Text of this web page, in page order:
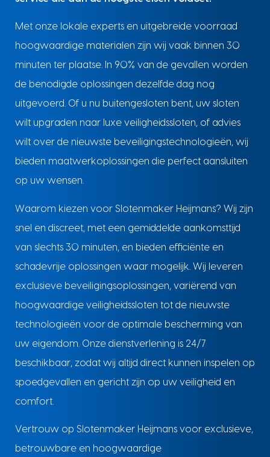
Met onze lokale experts en uitgebreide voorraad
hoogwaardige materialen zijn wij vaak binnen 30
minuten ter plaatse. In 90% van de gevallen worden
de benodigde oplossingen dezelfde dag nog
uitgevoerd. Of u nu buitengesloten bent, uw sloten
wilt upgraden naar luxe veiligheidssloten, of advies
wilt over de nieuwste beveiligingstechnologieën, wij
bieden maatwerkoplossingen die perfect aansluiten
op uw wensen.
Waarom kiezen voor Slotenmaker Heijmans? Wij zijn
snel en discreet, met een gemiddelde aankomsttijd
van slechts 30 minuten, en bieden efficiënte en
schadevrije oplossingen waar mogelijk. Wij leveren
exclusieve beveiligingsoplossingen, variërend van
hoogwaardige veiligheidssloten tot de nieuwste
technologieën voor de optimale bescherming van
uw eigendom. Onze dienstverlening is 24/7
beschikbaar, zodat wij altijd direct kunnen inspelen op
spoedgevallen en gericht zijn op uw veiligheid en
comfort.
Vertrouw op Slotenmaker Heijmans voor exclusieve,
betrouwbare en hoogwaardige